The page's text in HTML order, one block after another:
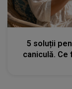
5 soluții
caniculă. Ce